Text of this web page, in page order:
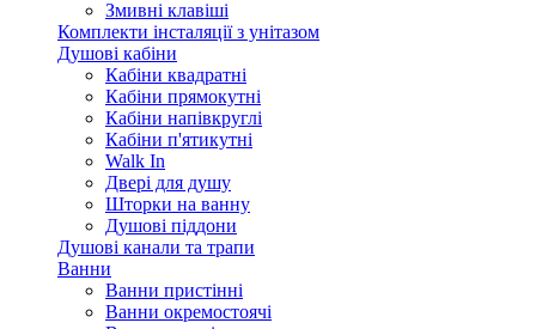
Змивні клавіші
Комплекти інсталяції з унітазом
Душові кабіни
Кабіни квадратні
Кабіни прямокутні
Кабіни напівкруглі
Кабіни п'ятикутні
Walk In
Двері для душу
Шторки на ванну
Душові піддони
Душові канали та трапи
Ванни
Ванни пристінні
Ванни окремостоячі